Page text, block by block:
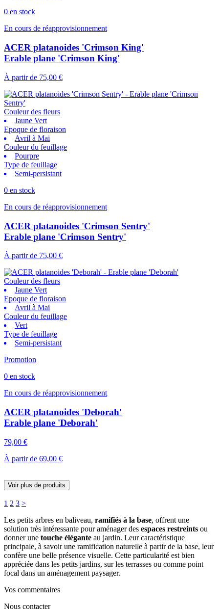
0 en stock
En cours de réapprovisionnement
ACER platanoides 'Crimson King'
Erable plane 'Crimson King'
À partir de 75,00 €
Couleur des fleurs
Jaune Vert
Epoque de floraison
Avril à Mai
Couleur du feuillage
Pourpre
Type de feuillage
Semi-persistant
0 en stock
En cours de réapprovisionnement
ACER platanoides 'Crimson Sentry'
Erable plane 'Crimson Sentry'
À partir de 75,00 €
Couleur des fleurs
Jaune Vert
Epoque de floraison
Avril à Mai
Couleur du feuillage
Vert
Type de feuillage
Semi-persistant
Promotion
0 en stock
En cours de réapprovisionnement
ACER platanoides 'Deborah'
Erable plane 'Deborah'
79,00 €
À partir de 69,00 €
Voir plus de produits
1 2 3 >
Les petits arbres en baliveau, ramifiés à la base, offrent une
solution très intéressante pour aménager des espaces restreints ou
donner une touche élégante au jardin. Leur caractéristique
principale, à savoir une ramification naturelle à partir de la base, leur
confère une belle présence visuelle. Cette particularité est bien
appréciée dans les petits jardins, sur les terrasses ou comme point
focal dans un aménagement paysager.
Vos commentaires
Nous contacter